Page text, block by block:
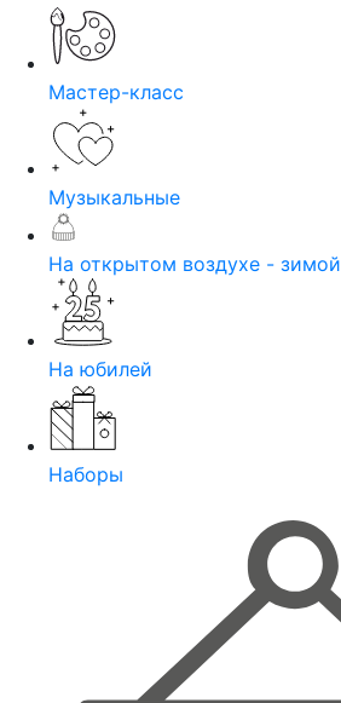
Мастер-класс
Музыкальные
На открытом воздухе - зимой
На юбилей
Наборы